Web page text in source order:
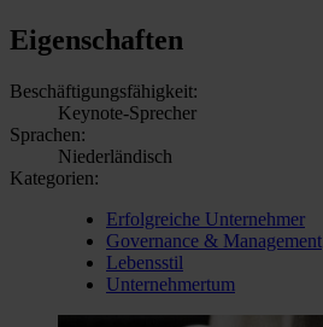
Eigenschaften
Beschäftigungsfähigkeit:
Keynote-Sprecher
Sprachen:
Niederländisch
Kategorien:
Erfolgreiche Unternehmer
Governance & Management
Lebensstil
Unternehmertum